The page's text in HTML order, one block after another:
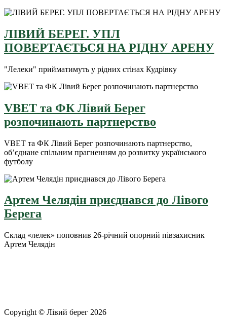
ЛІВИЙ БЕРЕГ. УПЛ
ПОВЕРТАЄТЬСЯ НА РІДНУ АРЕНУ
"Лелеки" прийматимуть у рідних стінах Кудрівку
VBET та ФК Лівий Берег
розпочинають партнерство
VBET та ФК Лівий Берег розпочинають партнерство,
об’єднане спільним прагненням до розвитку українського
футболу
Артем Челядін приєднався до Лівого
Берега
Склад «лелек» поповнив 26-річний опорний півзахисник
Артем Челядін
Copyright © Лівий берег 2026